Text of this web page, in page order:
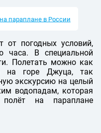
параплане в России
от погодных условий,
часа. В специальной
Полетать можно как
на горе Джуца, так
экскурсию на целый
водопадам, которая
на параплане